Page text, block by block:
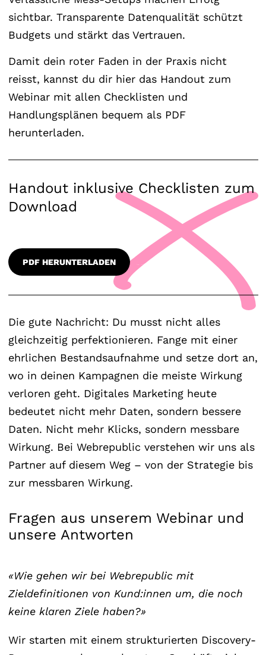
sichtbar. Transparente Datenqualität schützt
Budgets und stärkt das Vertrauen.
Damit dein roter Faden in der Praxis nicht
reisst, kannst du dir hier das Handout zum
Webinar mit allen Checklisten und
Handlungsplänen bequem als PDF
herunterladen.
Handout inklusive Checklisten zum
Download
PDF HERUNTERLADEN
Die gute Nachricht: Du musst nicht alles
gleichzeitig perfektionieren. Fange mit einer
ehrlichen Bestandsaufnahme und setze dort an,
wo in deinen Kampagnen die meiste Wirkung
verloren geht. Digitales Marketing heute
bedeutet nicht mehr Daten, sondern bessere
Daten. Nicht mehr Klicks, sondern messbare
Wirkung. Bei Webrepublic verstehen wir uns als
Partner auf diesem Weg – von der Strategie bis
zur messbaren Wirkung.
Fragen aus unserem Webinar und
unsere Antworten
«Wie gehen wir bei Webrepublic mit
Zieldefinitionen von Kund:innen um, die noch
keine klaren Ziele haben?»
Wir starten mit einem strukturierten Discovery-